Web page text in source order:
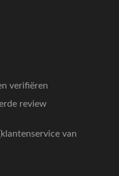
verifiëren
review
van